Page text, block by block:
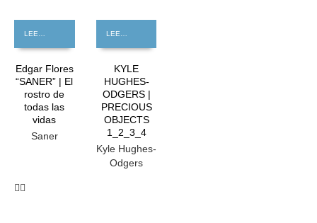
Edgar Flores
“SANER” | El
rostro de
todas las
vidas
Saner
KYLE
HUGHES-
ODGERS |
PRECIOUS
OBJECTS
1_2_3_4
Kyle Hughes-
Odgers